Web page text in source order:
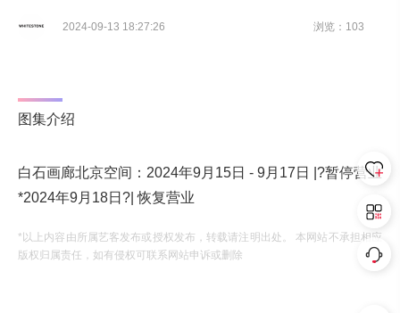
2024-09-13 18:27:26 浏览：103
图集介绍
白石画廊北京空间：2024年9月15日 - 9月17日 |?暂停营业
*2024年9月18日?| 恢复营业
*以上内容由所属艺客发布或授权发布，转载请注明出处。 本网站不承担相应
版权归属责任，如有侵权可联系网站申诉或删除